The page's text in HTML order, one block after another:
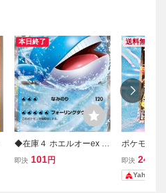
本日終了
◆在庫４ ホエルオーex R
R 015/081 水タイプ
即決 101円
送料無料
ポケモンカ
ークライex
アビスアイ
即決
Yahoo!フ